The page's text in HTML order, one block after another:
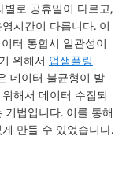
별로 공휴일이 다르고,
시간이 다릅니다. 이
터 통합시 일관성이
위해서 업샘플링
데이터 불균형이 발
해서 데이터 수집되
법입니다. 이를 통해
만들 수 있었습니다.